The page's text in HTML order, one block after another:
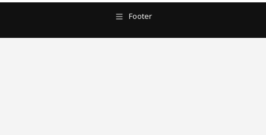
Footer